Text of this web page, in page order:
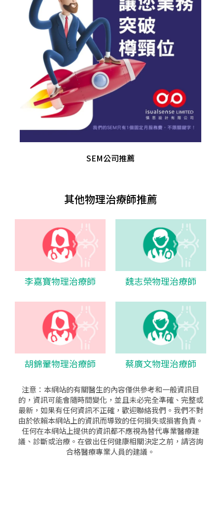
SEM公司推薦
其他物理治療師推薦
李嘉寶物理治療師 魏志榮物理治療師
胡錦翬物理治療師 蔡廣文物理治療師
注意：本網站的有關醫生的內容僅供參考和一般資訊目
的，資訊可能會隨時間變化，並且未必完全準確、完整或
最新，如果有任何資訊不正確，歡迎聯絡我們。我們不對
由於依賴本網站上的資訊而導致的任何損失或損害負責。
任何在本網站上提供的資訊都不應視為替代專業醫療建
議、診斷或治療。在做出任何健康相關決定之前，請咨詢
合格醫療專業人員的建議。